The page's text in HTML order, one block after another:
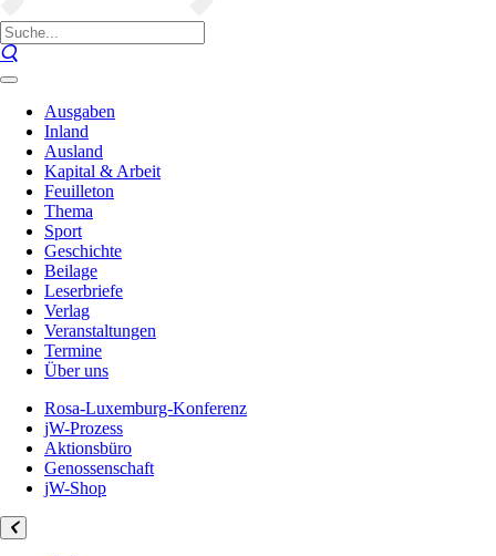
Ausgaben
Inland
Ausland
Kapital & Arbeit
Feuilleton
Thema
Sport
Geschichte
Beilage
Leserbriefe
Verlag
Veranstaltungen
Termine
Über uns
Rosa-Luxemburg-Konferenz
jW-Prozess
Aktionsbüro
Genossenschaft
jW-Shop